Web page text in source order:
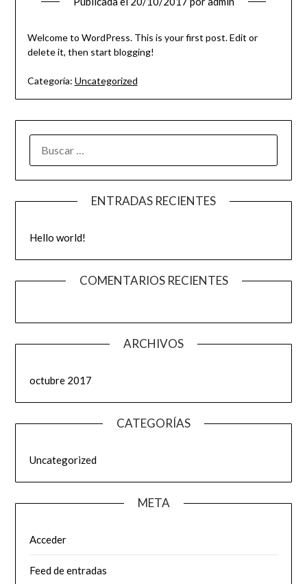
Welcome to WordPress. This is your first post. Edit or
delete it, then start blogging!
Categoría: Uncategorized
ENTRADAS RECIENTES
Hello world!
COMENTARIOS RECIENTES
ARCHIVOS
octubre 2017
CATEGORÍAS
Uncategorized
META
Acceder
Feed de entradas